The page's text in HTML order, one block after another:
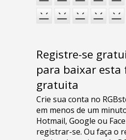
Registre-se
para baixar esta
gratuita